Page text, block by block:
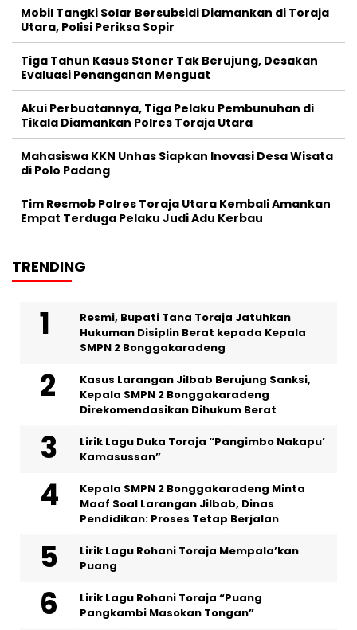
Mobil Tangki Solar Bersubsidi Diamankan di Toraja
Utara, Polisi Periksa Sopir
Tiga Tahun Kasus Stoner Tak Berujung, Desakan
Evaluasi Penanganan Menguat
Akui Perbuatannya, Tiga Pelaku Pembunuhan di
Tikala Diamankan Polres Toraja Utara
Mahasiswa KKN Unhas Siapkan Inovasi Desa Wisata
di Polo Padang
Tim Resmob Polres Toraja Utara Kembali Amankan
Empat Terduga Pelaku Judi Adu Kerbau
TRENDING
Resmi, Bupati Tana Toraja Jatuhkan
Hukuman Disiplin Berat kepada Kepala
SMPN 2 Bonggakaradeng
Kasus Larangan Jilbab Berujung Sanksi,
Kepala SMPN 2 Bonggakaradeng
Direkomendasikan Dihukum Berat
Lirik Lagu Duka Toraja “Pangimbo Nakapu’
Kamasussan”
Kepala SMPN 2 Bonggakaradeng Minta
Maaf Soal Larangan Jilbab, Dinas
Pendidikan: Proses Tetap Berjalan
Lirik Lagu Rohani Toraja Mempala’kan
Puang
Lirik Lagu Rohani Toraja “Puang
Pangkambi Masokan Tongan”